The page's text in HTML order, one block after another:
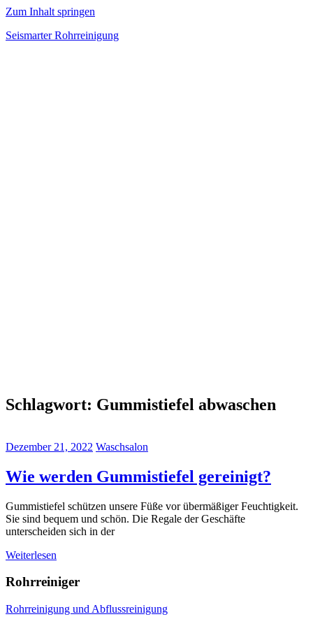
Zum Inhalt springen
Seismarter Rohrreinigung
Schlagwort: Gummistiefel abwaschen
Dezember 21, 2022 Waschsalon
Wie werden Gummistiefel gereinigt?
Gummistiefel schützen unsere Füße vor übermäßiger Feuchtigkeit.
Sie sind bequem und schön. Die Regale der Geschäfte
unterscheiden sich in der
Weiterlesen
Rohrreiniger
Rohrreinigung und Abflussreinigung